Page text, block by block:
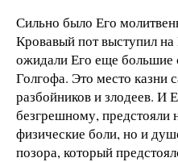
Сильно было Его
Кровавый пот выступил
ожидали Его еще большие
Голгофа. Это место казни
разбойников и злодеев. И
безгрешному, предстояли
физические боли, но и
позора, который